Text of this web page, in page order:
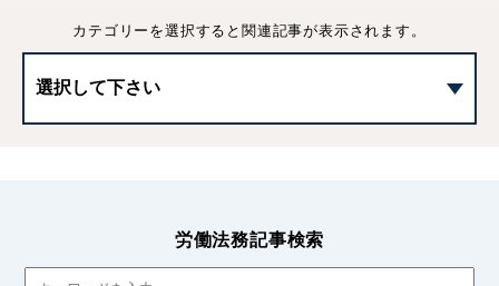
会社都合の休業による休業手当の支給義務
給与計算の方法｜基本的な流れと業務フローについて
定期昇給制度の導入方法｜就業規則に規定すべき事項
労働者が死亡した場合の「死亡退職金」について
退職金の不支給や減額について｜解雇や自己都合による退
カテゴリーを選択すると関連記事が表示されます。
労働法務記事検索